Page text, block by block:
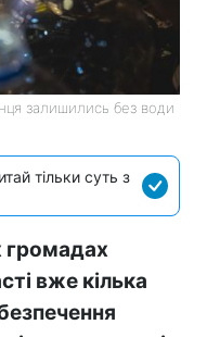
залишились без води
тільки суть з
громадах
вже кілька